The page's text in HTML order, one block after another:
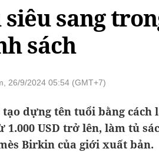
sang
sách
26/9/2024 05:54 (GMT+7)
dựng tên tuổi bằng cách
USD trở lên, làm tủ
Birkin của giới xuất bản.